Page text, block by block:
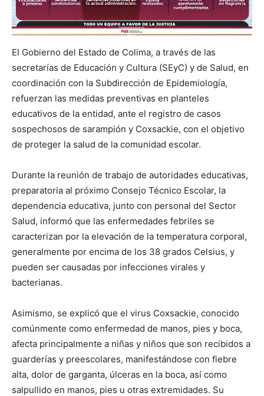
El Gobierno del Estado de Colima, a través de las
secretarías de Educación y Cultura (SEyC) y de Salud, en
coordinación con la Subdirección de Epidemiología,
refuerzan las medidas preventivas en planteles
educativos de la entidad, ante el registro de casos
sospechosos de sarampión y Coxsackie, con el objetivo
de proteger la salud de la comunidad escolar.
Durante la reunión de trabajo de autoridades educativas,
preparatoria al próximo Consejo Técnico Escolar, la
dependencia educativa, junto con personal del Sector
Salud, informó que las enfermedades febriles se
caracterizan por la elevación de la temperatura corporal,
generalmente por encima de los 38 grados Celsius, y
pueden ser causadas por infecciones virales y
bacterianas.
Asimismo, se explicó que el virus Coxsackie, conocido
comúnmente como enfermedad de manos, pies y boca,
afecta principalmente a niñas y niños que son recibidos a
guarderías y preescolares, manifestándose con fiebre
alta, dolor de garganta, úlceras en la boca, así como
salpullido en manos, pies u otras extremidades. Su